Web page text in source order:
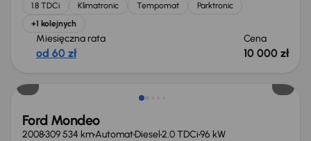
1.8 TDCi Klimatronic Tempomat
Parktronic
+1 kolejnych
Miesięczna rata
od 60 zł
Cena
10 000 zł
Ford Mondeo
2008309 534 kmAutomatDiesel2.0 TDCi96 kW